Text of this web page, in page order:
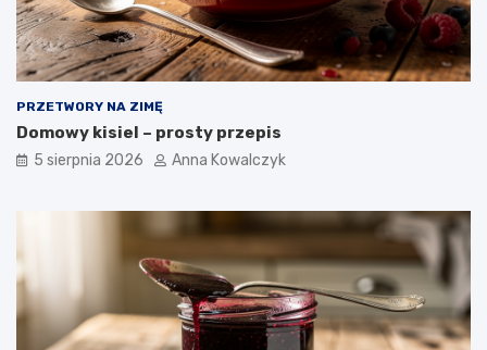
PRZETWORY NA ZIMĘ
Domowy kisiel – prosty przepis
5 sierpnia 2026 Anna Kowalczyk